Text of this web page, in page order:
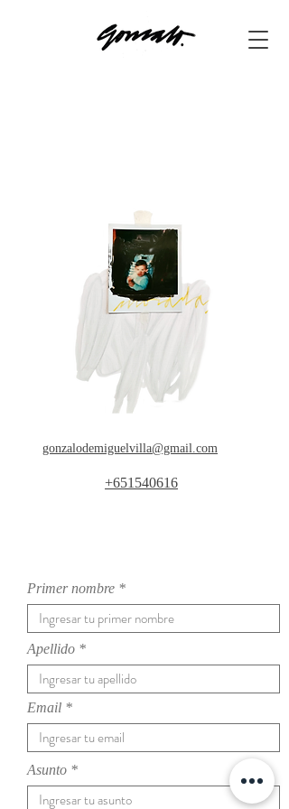
gonzalodemiguelvilla@gmail.com
+651540616
Primer nombre
Apellido
Email
Asunto